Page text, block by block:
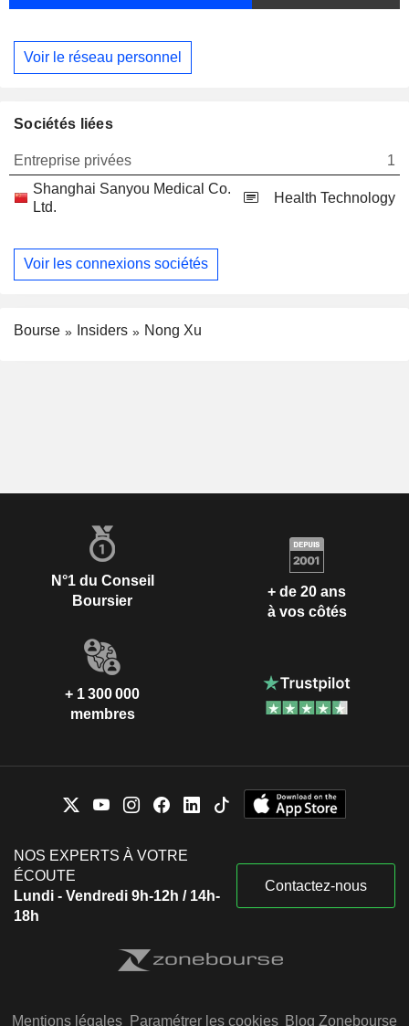
Voir le réseau personnel
Sociétés liées
Entreprise privées
1
Shanghai Sanyou Medical Co.
Ltd.
Health Technology
Voir les connexions sociétés
Bourse Insiders Nong Xu
N°1 du Conseil
Boursier
+ de 20 ans
à vos côtés
+ 1 300 000
membres
NOS EXPERTS À VOTRE
ÉCOUTE
Lundi - Vendredi 9h-12h / 14h-
18h
Contactez-nous
Mentions légales Paramétrer les cookies Blog Zonebourse